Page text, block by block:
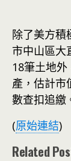
除了美方積
市中山區大
18筆土地
產，估計市
數查扣追繳
(原始連結)
Related